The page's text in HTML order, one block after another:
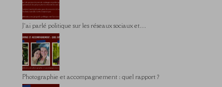
J’ai parlé politique sur les réseaux sociaux et…
Photographie et accompagnement : quel rapport ?